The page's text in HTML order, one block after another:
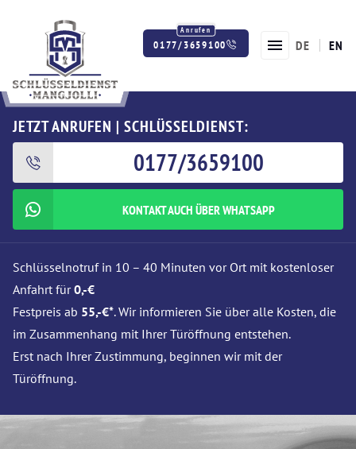
0177/3659100 DE EN
JETZT ANRUFEN | SCHLÜSSELDIENST:
0177/3659100
KONTAKT AUCH ÜBER WHATSAPP
Schlüsselnotruf in 10 – 40 Minuten vor Ort mit kostenloser
Anfahrt für0,-€
Festpreis ab 55,-€*. Wir informieren Sie über alle Kosten, die
im Zusammenhang mit Ihrer Türöffnung entstehen.
Erst nach Ihrer Zustimmung, beginnen wir mit der
Türöffnung.